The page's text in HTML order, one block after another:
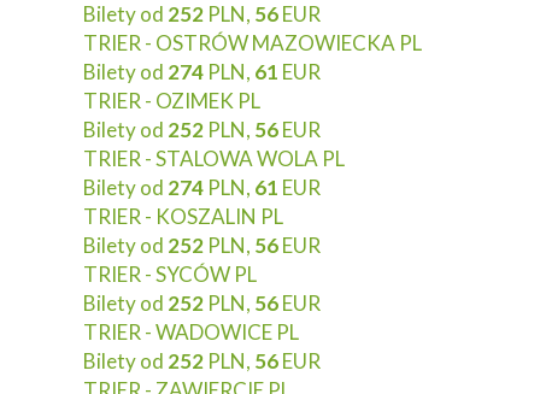
Bilety od 252 PLN, 56EUR
TRIER - OSTRÓW MAZOWIECKA PL
Bilety od 274 PLN, 61 EUR
TRIER - OZIMEK PL
Bilety od 252 PLN, 56EUR
TRIER - STALOWA WOLA PL
Bilety od 274 PLN, 61 EUR
TRIER - KOSZALIN PL
Bilety od 252 PLN, 56EUR
TRIER - SYCÓW PL
Bilety od 252 PLN, 56EUR
TRIER - WADOWICE PL
Bilety od 252 PLN, 56EUR